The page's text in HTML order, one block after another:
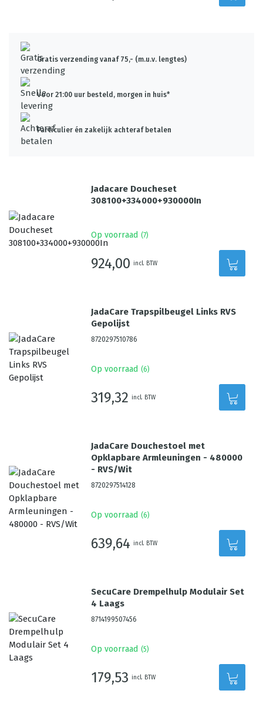
Gratis verzending vanaf 75,- (m.u.v. lengtes)
Voor 21:00 uur besteld, morgen in huis*
Particulier én zakelijk achteraf betalen
Jadacare Doucheset
308100+334000+930000In
Op voorraad (7)
924,00 incl. BTW
JadaCare Trapspilbeugel Links RVS
Gepolijst
8720297510786
Op voorraad (6)
319,32 incl. BTW
JadaCare Douchestoel met
Opklapbare Armleuningen - 480000
- RVS/Wit
8720297514128
Op voorraad (6)
639,64 incl. BTW
SecuCare Drempelhulp Modulair Set
4 Laags
8714199507456
Op voorraad (5)
179,53 incl. BTW